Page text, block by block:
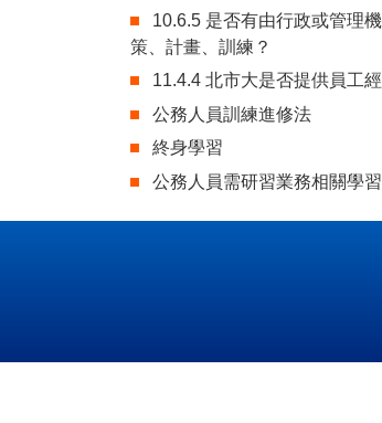
10.6.5 是否有由行政或管理
策、計畫、訓練？
11.4.4 北市大是否提供員工
公務人員訓練進修法
終身學習
公務人員需研習業務相關學